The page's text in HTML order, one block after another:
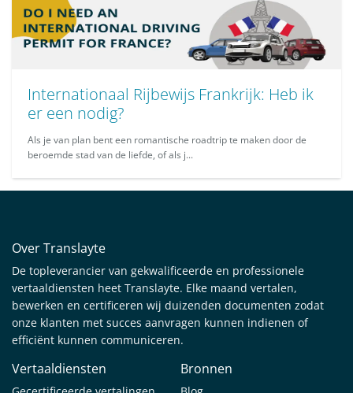
Internationaal Rijbewijs Frankrijk: Heb ik
er een nodig?
Als je van plan bent een romantische roadtrip te maken door de
beroemde stad van de liefde, of als j...
Over Translayte
De topleverancier van gekwalificeerde en professionele
vertaaldiensten heet Translayte. Elke maand vertalen,
bewerken en certificeren wij duizenden documenten zodat
onze klanten met succes aanvragen kunnen indienen of
efficiënt kunnen communiceren.
Vertaaldiensten Bronnen